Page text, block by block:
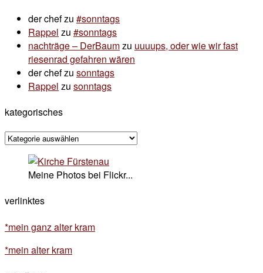
der chefzu #sonntags
Rappel zu #sonntags
nachträge – DerBaumzu uuuups, oder wie wir fast
riesenrad gefahren wären
der chefzu sonntags
Rappel zu sonntags
kategorisches
kategorisches
Meine Photos bei Flickr...
verlinktes
*mein ganz alter kram
*mein alter kram